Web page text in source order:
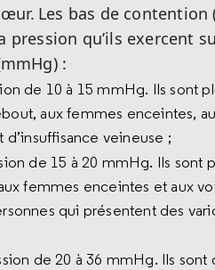
Les bas de contention
qu’ils exercent
:
de 10 à 15 mmHg. Ils sont
aux femmes enceintes,
veineuse ;
de 15 à 20 mmHg. Ils sont
femmes enceintes et aux
qui présentent des
de 20 à 36 mmHg. Ils sont